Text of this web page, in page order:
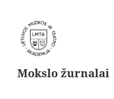
Mokslo žurnalai